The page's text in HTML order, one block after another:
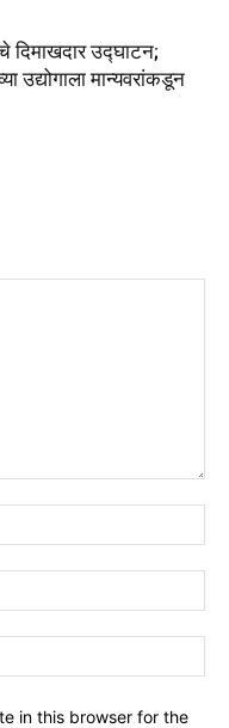
दिमाखदार उद्घाटन;
उद्योगाला मान्यवरांकडून
in this browser for the